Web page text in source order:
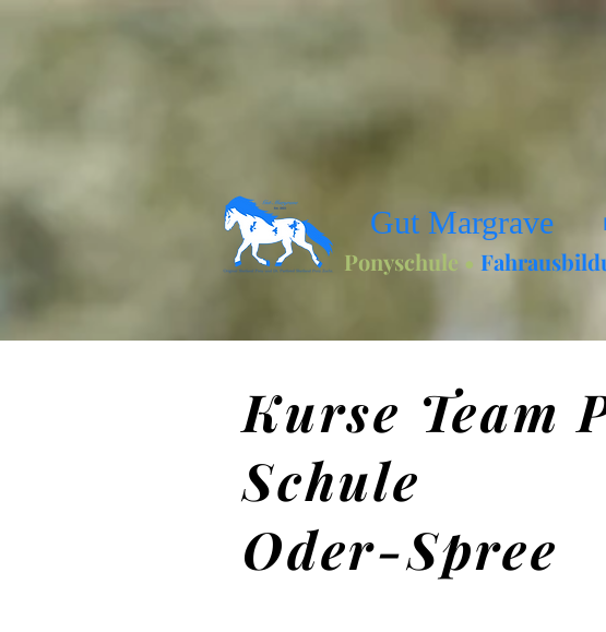
Gut Margrave
Ponyschule •
Kurse Team
Schule
Oder-Spree